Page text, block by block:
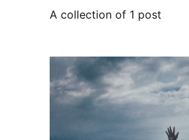
A collection of 1 post